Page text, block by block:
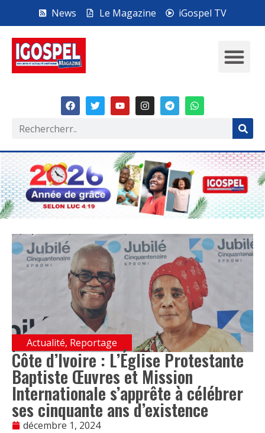
News Le Magazine iGospel TV
Actualité, Reportage
Côte d’Ivoire : L’Église Protestante
Baptiste Œuvres et Mission
Internationale s’apprête à célébrer
ses cinquante ans d’existence
décembre 1, 2024